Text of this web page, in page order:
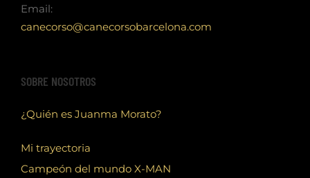
Email:
canecorso@canecorsobarcelona.com
SOBRE NOSOTROS
¿Quién es Juanma Morato?
Mi trayectoria
Campeón del mundo X-MAN